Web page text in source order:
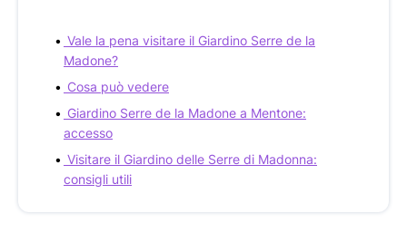
Vale la pena visitare il Giardino Serre de la
Madone?
Cosa può vedere
Giardino Serre de la Madone a Mentone:
accesso
Visitare il Giardino delle Serre di Madonna:
consigli utili